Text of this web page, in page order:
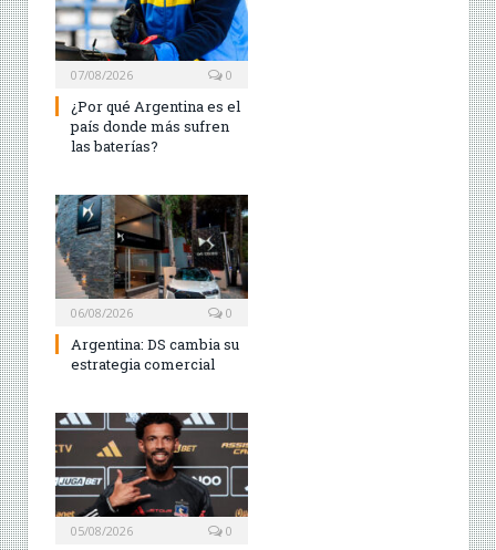
07/08/2026 0
¿Por qué Argentina es el
país donde más sufren
las baterías?
06/08/2026 0
Argentina: DS cambia su
estrategia comercial
05/08/2026 0